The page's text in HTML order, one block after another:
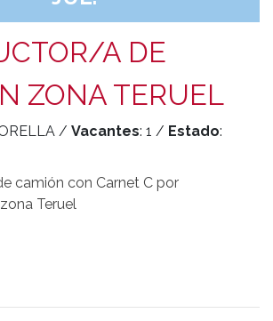
A DE
ZONA TERUEL
/ Vacantes: 1 / Estado:
camión con Carnet C por
Teruel